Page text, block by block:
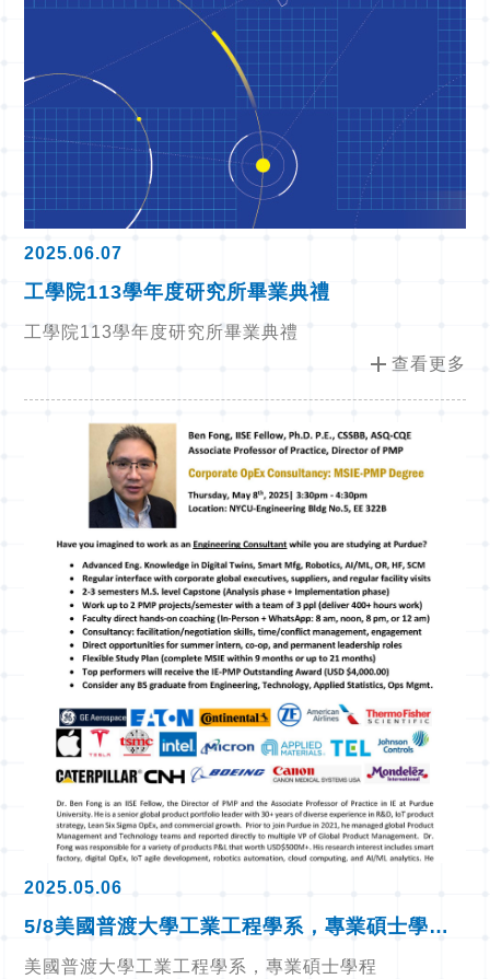
2025.06.07
工學院113學年度研究所畢業典禮
工學院113學年度研究所畢業典禮
add 查看更多
2025.05.06
5/8美國普渡大學工業工程學系，專業碩士學程
(Professional Master’s Program)介紹
美國普渡大學工業工程學系，專業碩士學程